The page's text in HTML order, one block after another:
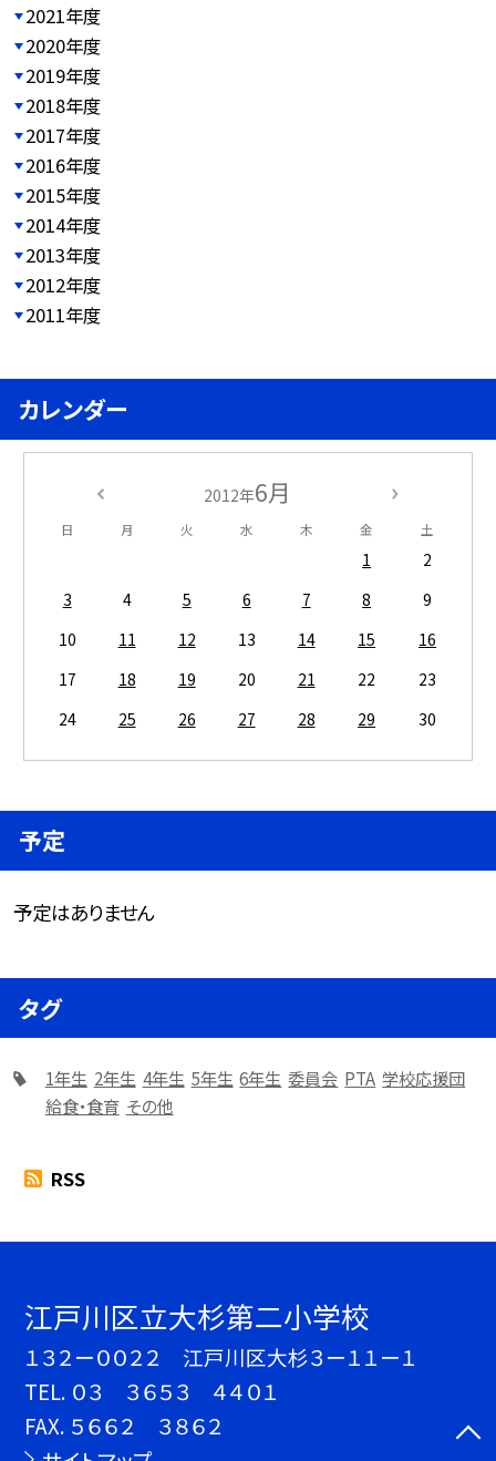
2021年度
2020年度
2019年度
2018年度
2017年度
2016年度
2015年度
2014年度
2013年度
2012年度
2011年度
カレンダー
2012年6月
日 月 火 水 木 金 土
1
2
3
4 5 6 7 8
9
10
11 12 13 14 15
16
17
18 19 20 21 22
23
24
25 26 27 28 29 30
予定
予定はありません
タグ
1年生 2年生 4年生 5年生 6年生 委員会 PTA 学校応援団
給食・食育 その他
RSS
江戸川区立大杉第二小学校
１３２ー００２２ 江戸川区大杉３ー１１ー１
TEL. ０３ ３６５３ ４４０１
FAX. ５６６２ ３８６２